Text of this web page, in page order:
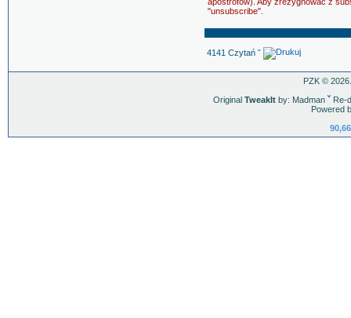
"unsubscribe".
4141 Czytań ˇ
PZK ©
Original TweakItby: Madman ˇRe-
Powered